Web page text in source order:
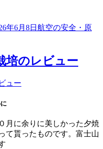
年6月8日ゴ
航空の安全・原
培のレビュー
月に余りに美しかった夕焼
て貰ったものです。富士山